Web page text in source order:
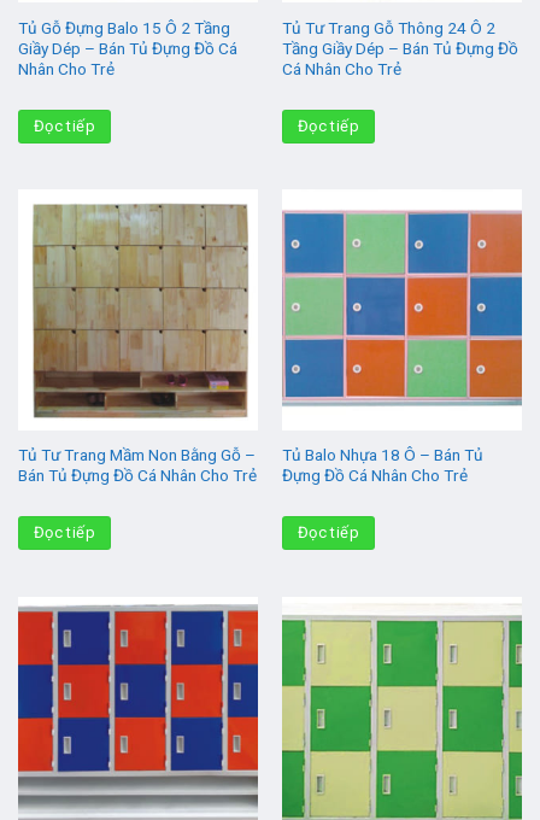
Tủ Gỗ Đựng Balo 15 Ô 2 Tầng
Giầy Dép – Bán Tủ Đựng Đồ Cá
Nhân Cho Trẻ
Đọc tiếp
Tủ Tư Trang Gỗ Thông 24 Ô 2
Tầng Giầy Dép – Bán Tủ Đựng Đồ
Cá Nhân Cho Trẻ
Đọc tiếp
Tủ Tư Trang Mầm Non Bằng Gỗ –
Bán Tủ Đựng Đồ Cá Nhân Cho Trẻ
Đọc tiếp
Tủ Balo Nhựa 18 Ô – Bán Tủ
Đựng Đồ Cá Nhân Cho Trẻ
Đọc tiếp